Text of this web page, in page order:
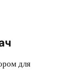
для